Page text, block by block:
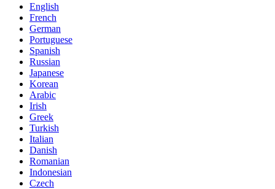
English
French
German
Portuguese
Spanish
Russian
Japanese
Korean
Arabic
Irish
Greek
Turkish
Italian
Danish
Romanian
Indonesian
Czech